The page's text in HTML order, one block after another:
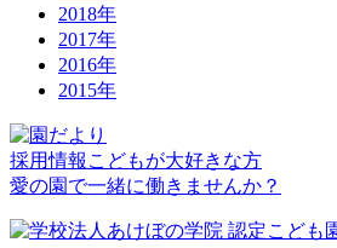
2018年
2017年
2016年
2015年
採用情報 こどもが大好きな方
愛の園で一緒に働きませんか？